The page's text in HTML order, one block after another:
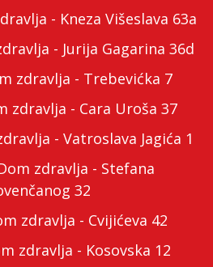
- Kneza Višeslava 63a
- Jurija Gagarina 36d
zdravlja - Trebevićka 7
zdravlja - Cara Uroša 37
- Vatroslava Jagića 1
zdravlja - Stefana
32
zdravlja - Cvijićeva 42
zdravlja - Kosovska 12